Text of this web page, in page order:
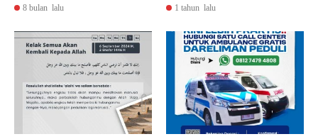
8 bulan lalu 1 tahun lalu